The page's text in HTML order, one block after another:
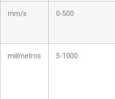
mm/s 0-500
milímetros 5-1000